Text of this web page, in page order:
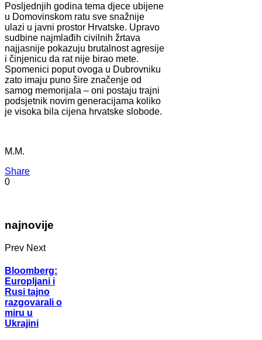
Posljednjih godina tema djece ubijene
u Domovinskom ratu sve snažnije
ulazi u javni prostor Hrvatske. Upravo
sudbine najmlađih civilnih žrtava
najjasnije pokazuju brutalnost agresije
i činjenicu da rat nije birao mete.
Spomenici poput ovoga u Dubrovniku
zato imaju puno šire značenje od
samog memorijala – oni postaju trajni
podsjetnik novim generacijama koliko
je visoka bila cijena hrvatske slobode.
M.M.
Share
0
najnovije
Prev Next
Bloomberg:
Europljani i
Rusi tajno
razgovarali o
miru u
Ukrajini